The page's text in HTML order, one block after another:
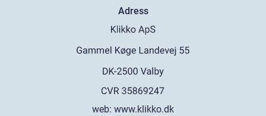
Adress
web: www.klikko.dk